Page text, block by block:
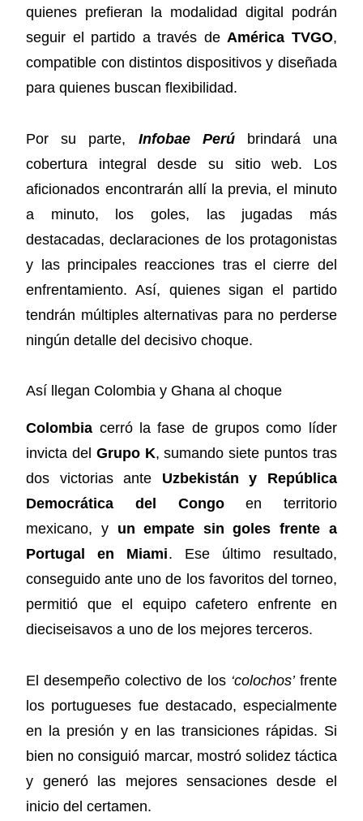
quienes prefieran la modalidad digital podrán
seguir el partido a través deAmérica TVGO,
compatible con distintos dispositivos y diseñada
para quienes buscan flexibilidad.
Por su parte, Infobae Perúbrindará una
cobertura integral desde su sitio web. Los
aficionados encontrarán allí la previa, el minuto
a minuto, los goles, las jugadas más
destacadas, declaraciones de los protagonistas
y las principales reacciones tras el cierre del
enfrentamiento. Así, quienes sigan el partido
tendrán múltiples alternativas para no perderse
ningún detalle del decisivo choque.
Así llegan Colombia y Ghana al choque
Colombia cerró la fase de grupos como líder
invicta del Grupo K, sumando siete puntos tras
dos victorias ante Uzbekistán y República
Democrática del Congoen territorio
mexicano, y un empate sin goles frente a
Portugal en Miami. Ese último resultado,
conseguido ante uno de los favoritos del torneo,
permitió que el equipo cafetero enfrente en
dieciseisavos a uno de los mejores terceros.
El desempeño colectivo de los ‘colochos’frente
los portugueses fue destacado, especialmente
en la presión y en las transiciones rápidas. Si
bien no consiguió marcar, mostró solidez táctica
y generó las mejores sensaciones desde el
inicio del certamen.